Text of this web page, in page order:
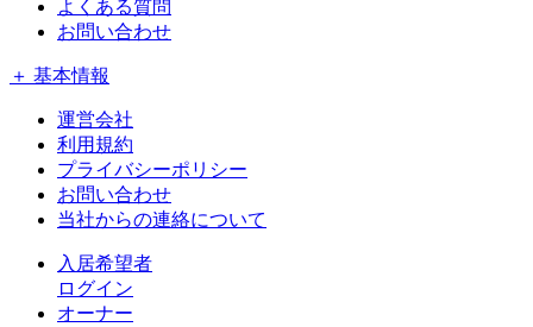
よくある質問
お問い合わせ
＋ 基本情報
運営会社
利用規約
プライバシーポリシー
お問い合わせ
当社からの連絡について
入居希望者
ログイン
オーナー